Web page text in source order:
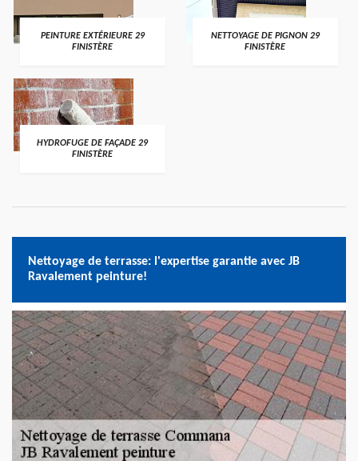
PEINTURE EXTÉRIEURE 29
FINISTÈRE
NETTOYAGE DE PIGNON 29
FINISTÈRE
HYDROFUGE DE FAÇADE 29
FINISTÈRE
Nettoyage de terrasse: l'expertise garantie avec JB
Ravalement peinture!